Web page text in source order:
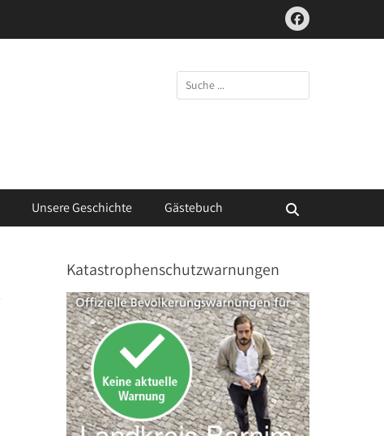
Facebook
Suchen
nach:
Unsere Geschichte Gästebuch
Katastrophenschutzwarnungen